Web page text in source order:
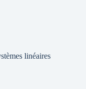
linéaires